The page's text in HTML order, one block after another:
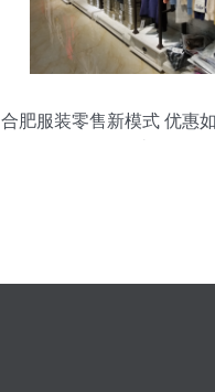
合肥服装零售新模式 优惠